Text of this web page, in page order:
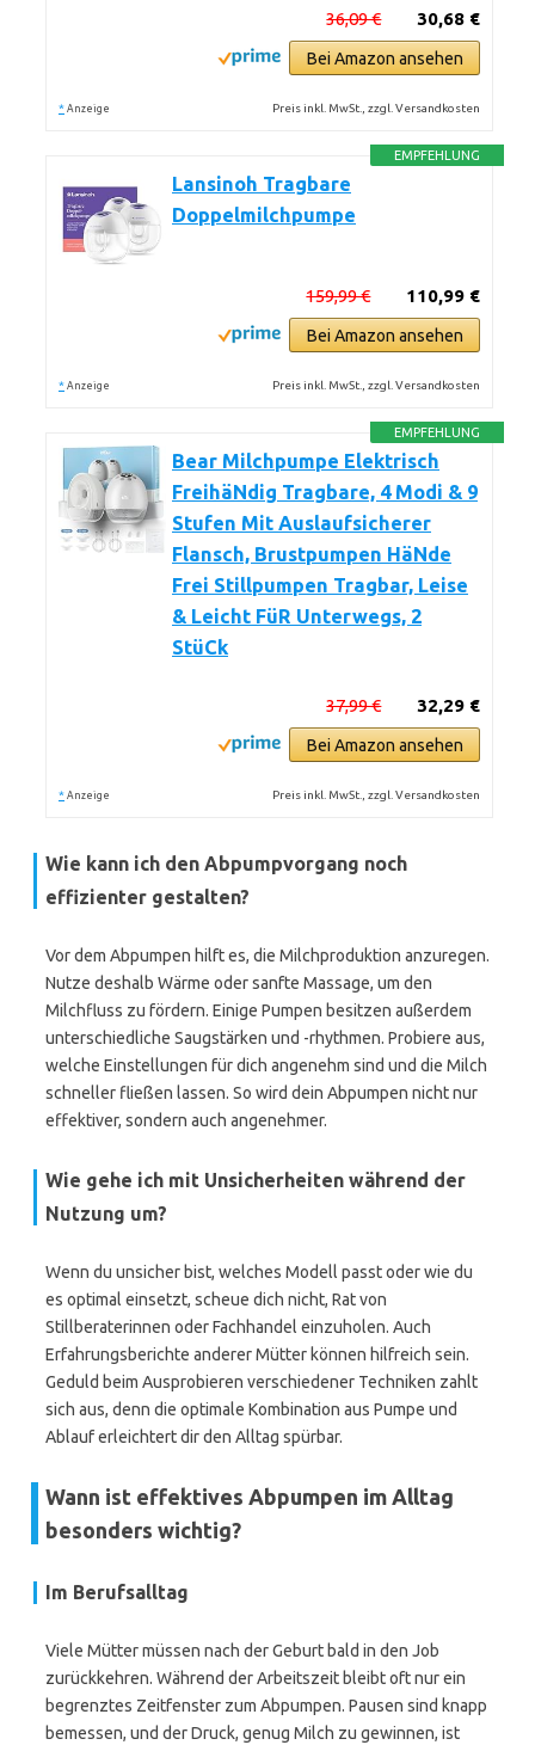
30,68 €
36,09 €
Bei Amazon ansehen
* Anzeige Preis inkl. MwSt., zzgl. Versandkosten
EMPFEHLUNG
Lansinoh Tragbare
Doppelmilchpumpe
110,99 €
159,99 €
Bei Amazon ansehen
* Anzeige Preis inkl. MwSt., zzgl. Versandkosten
EMPFEHLUNG
Bear Milchpumpe Elektrisch
FreihäNdig Tragbare, 4 Modi & 9
Stufen Mit Auslaufsicherer
Flansch, Brustpumpen HäNde
Frei Stillpumpen Tragbar, Leise
& Leicht FüR Unterwegs, 2
StüCk
32,29 €
37,99 €
Bei Amazon ansehen
* Anzeige Preis inkl. MwSt., zzgl. Versandkosten
Wie kann ich den Abpumpvorgang noch
effizienter gestalten?
Vor dem Abpumpen hilft es, die Milchproduktion anzuregen.
Nutze deshalb Wärme oder sanfte Massage, um den
Milchfluss zu fördern. Einige Pumpen besitzen außerdem
unterschiedliche Saugstärken und -rhythmen. Probiere aus,
welche Einstellungen für dich angenehm sind und die Milch
schneller fließen lassen. So wird dein Abpumpen nicht nur
effektiver, sondern auch angenehmer.
Wie gehe ich mit Unsicherheiten während der
Nutzung um?
Wenn du unsicher bist, welches Modell passt oder wie du
es optimal einsetzt, scheue dich nicht, Rat von
Stillberaterinnen oder Fachhandel einzuholen. Auch
Erfahrungsberichte anderer Mütter können hilfreich sein.
Geduld beim Ausprobieren verschiedener Techniken zahlt
sich aus, denn die optimale Kombination aus Pumpe und
Ablauf erleichtert dir den Alltag spürbar.
Wann ist effektives Abpumpen im Alltag
besonders wichtig?
Im Berufsalltag
Viele Mütter müssen nach der Geburt bald in den Job
zurückkehren. Während der Arbeitszeit bleibt oft nur ein
begrenztes Zeitfenster zum Abpumpen. Pausen sind knapp
bemessen, und der Druck, genug Milch zu gewinnen, ist